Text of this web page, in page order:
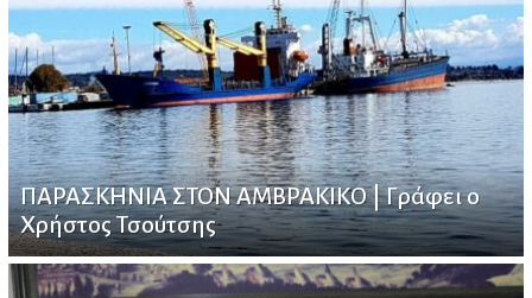
ΠΑΡΑΣΚΗΝΙΑ ΣΤΟΝ ΑΜΒΡΑΚΙΚΟ | Γράφει ο
Χρήστος Τσούτσης